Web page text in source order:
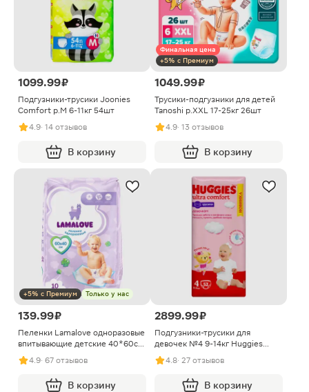
1099.99 ₽
Подгузники-трусики Joonies
Comfort р.M 6-11кг 54шт
4.9· 14 отзывов
В корзину
Финальная цена
+5% с Премиум
1049.99 ₽
Трусики-подгузники для детей
Tanoshi р.XXL 17-25кг 26шт
4.9· 13 отзывов
В корзину
+5% с Премиум Только у нас
139.99 ₽
Пеленки Lamalove одноразовые
впитывающие детские 40*60см
10шт
4.9· 67 отзывов
В корзину
2899.99 ₽
Подгузники-трусики для
девочек №4 9-14кг Huggies
52шт
4.8· 27 отзывов
В корзину